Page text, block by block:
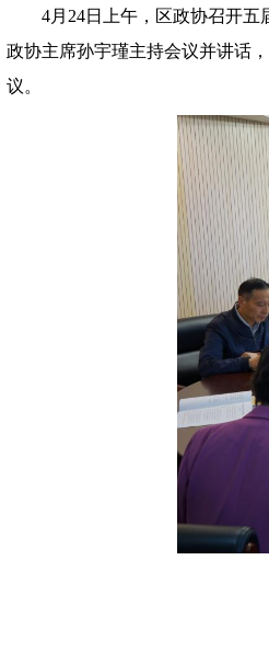
4月24日上午，区政协召开
政协主席孙宇瑾主持会议并讲话
议。